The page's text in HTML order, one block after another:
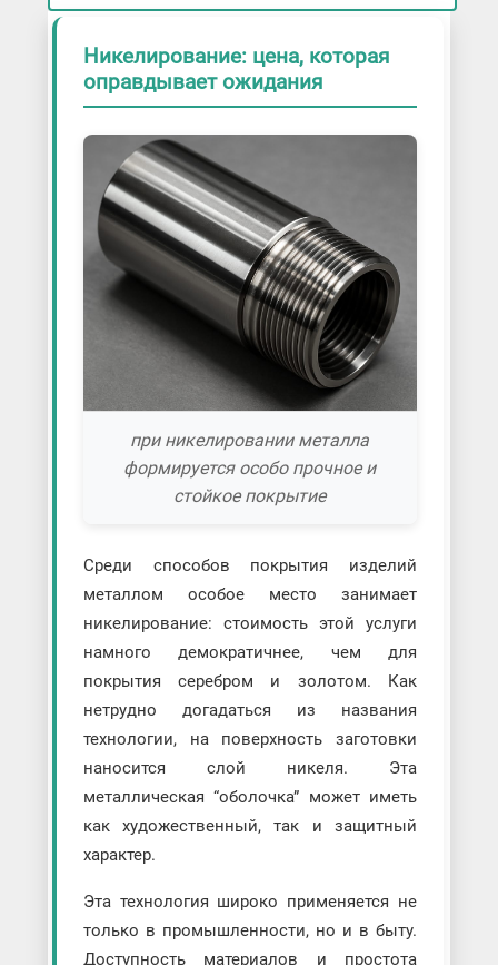
Никелирование: цена, которая
оправдывает ожидания
при никелировании металла
формируется особо прочное и
стойкое покрытие
Среди способов покрытия изделий
металлом особое место занимает
никелирование: стоимость этой услуги
намного демократичнее, чем для
покрытия серебром и золотом. Как
нетрудно догадаться из названия
технологии, на поверхность заготовки
наносится слой никеля. Эта
металлическая “оболочка” может иметь
как художественный, так и защитный
характер.
Эта технология широко применяется не
только в промышленности, но и в быту.
Доступность материалов и простота